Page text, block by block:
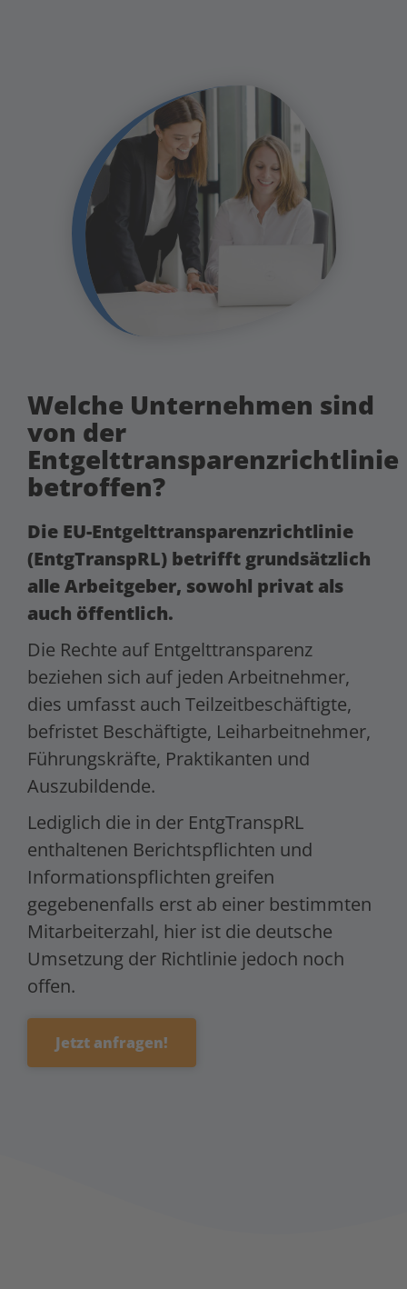
Welche Unternehmen sind
von der
Entgelttransparenzrichtlinie
betroffen?
Die EU-Entgelttransparenzrichtlinie
(EntgTranspRL) betrifft grundsätzlich
alle Arbeitgeber, sowohl privat als
auch öffentlich.
Die Rechte auf Entgelttransparenz
beziehen sich auf jeden Arbeitnehmer,
dies umfasst auch Teilzeitbeschäftigte,
befristet Beschäftigte, Leiharbeitnehmer,
Führungskräfte, Praktikanten und
Auszubildende.
Lediglich die in der EntgTranspRL
enthaltenen Berichtspflichten und
Informationspflichten greifen
gegebenenfalls erst ab einer bestimmten
Mitarbeiterzahl, hier ist die deutsche
Umsetzung der Richtlinie jedoch noch
offen.
Jetzt anfragen!